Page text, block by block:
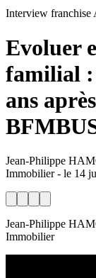
Interview franchise
Evoluer
familial :
ans
Jean-Philippe
Immobilier- le 14
Jean-Philippe
Immobilier